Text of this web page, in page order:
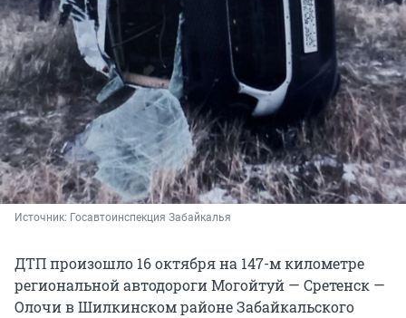
Источник: Госавтоинспекция Забайкалья
ДТП произошло 16 октября на 147-м километре
региональной автодороги Могойтуй — Сретенск —
Олочи в Шилкинском районе Забайкальского